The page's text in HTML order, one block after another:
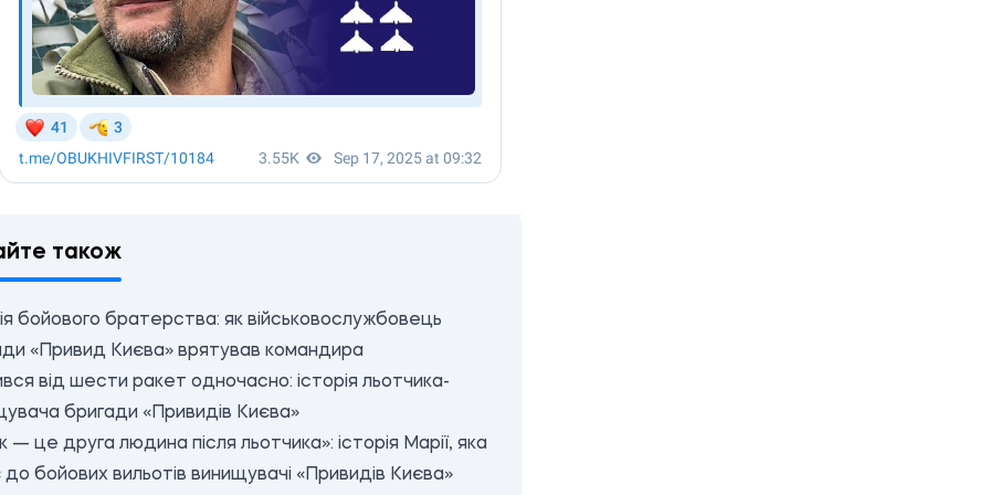
також
бойового братерства: як військовослужбовець
«Привид Києва» врятував командира
від шести ракет одночасно: історія льотчика-
бригади «Привидів Києва»
— це друга людина після льотчика»: історія Марії, яка
до бойових вильотів винищувачі «Привидів Києва»